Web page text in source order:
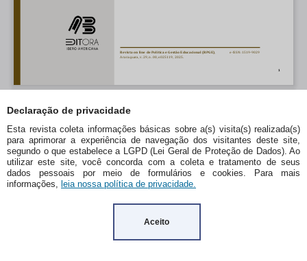
Declaração de privacidade
Esta revista coleta informações básicas sobre a(s) visita(s) realizada(s)
para aprimorar a experiência de navegação dos visitantes deste site,
segundo o que estabelece a LGPD (Lei Geral de Proteção de Dados). Ao
utilizar este site, você concorda com a coleta e tratamento de seus
dados pessoais por meio de formulários e cookies. Para mais
informações, leia nossa política de privacidade.
Aceito